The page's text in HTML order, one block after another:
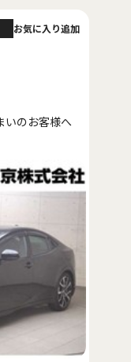
お気に入り追加
いのお客様へ